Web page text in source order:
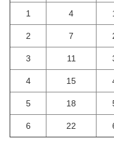
1 4
2 7
3 11
4 15
5 18
6 22